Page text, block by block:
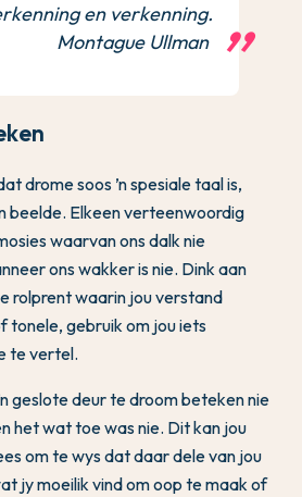
en verkenning.
Montague Ullman
drome soos ’n spesiale taal is,
beelde. Elkeen verteenwoordig
waarvan ons dalk nie
ons wakker is nie. Dink aan
rolprent waarin jou verstand
tonele, gebruik om jou iets
te vertel.
geslote deur te droom beteken nie
het wat toe was nie. Dit kan jou
om te wys dat daar dele van jou
jy moeilik vind om oop te maak of